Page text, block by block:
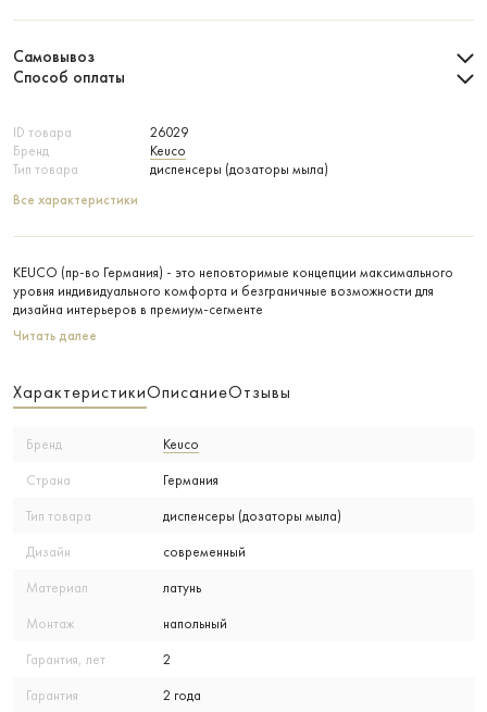
ID товара
26029
Бренд
Keuco
Тип товара
диспенсеры (дозаторы мыла)
Все характеристики
KEUCO (пр-во Германия) - это неповторимые концепции максимального
уровня индивидуального комфорта и безграничные возможности для
дизайна интерьеров в премиум-сегменте
Читать далее
Самовывоз
Способ оплаты
ХарактеристикиОписаниеОтзывы
Бренд Keuco
Страна Германия
Тип товара диспенсеры (дозаторы мыла)
Дизайн современный
Материал латунь
Монтаж напольный
Гарантия, лет 2
Гарантия 2 года